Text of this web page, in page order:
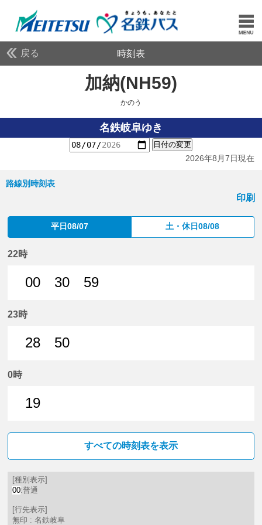
戻る 時刻表
加納(NH59)
かのう
名鉄岐阜ゆき
日付の変更
2026年8月7日現在
路線別時刻表
印刷
平日08/07 土・休日08/08
22時
00
30
59
23時
28
50
0時
19
すべての時刻表を表示
[種別表示]
00:普通
[行先表示]
無印 : 名鉄岐阜